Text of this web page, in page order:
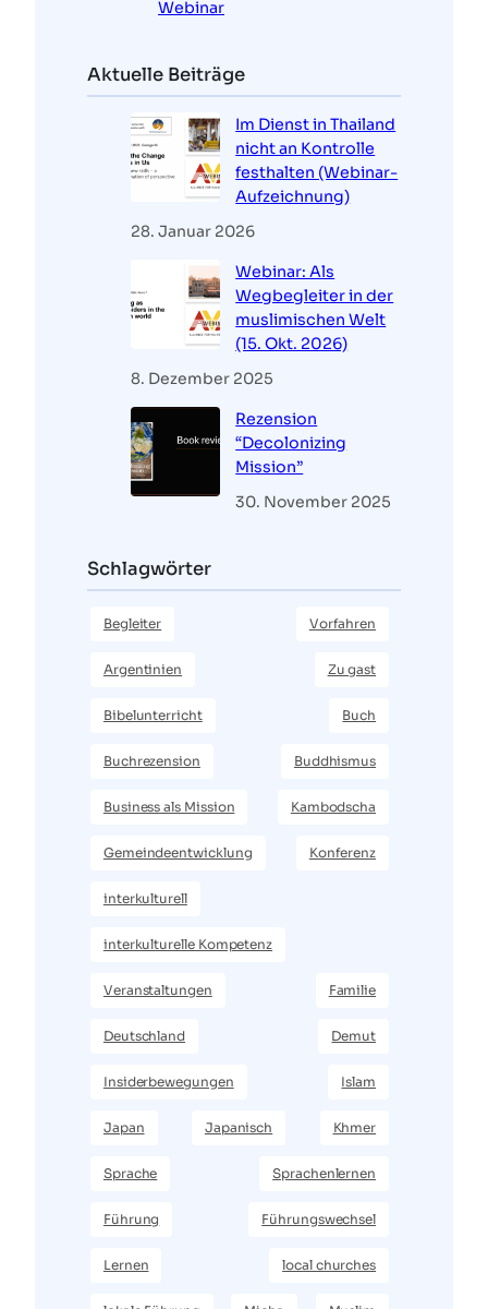
Webinar
Aktuelle Beiträge
Im Dienst in Thailand
nicht an Kontrolle
festhalten (Webinar-
Aufzeichnung)
28. Januar 2026
Webinar: Als
Wegbegleiter in der
muslimischen Welt
(15. Okt. 2026)
8. Dezember 2025
Rezension
“Decolonizing
Mission”
30. November 2025
Schlagwörter
Begleiter Vorfahren
Argentinien Zu gast
Bibelunterricht Buch
Buchrezension Buddhismus
Business als Mission Kambodscha
Gemeindeentwicklung Konferenz
interkulturell
interkulturelle Kompetenz
Veranstaltungen Familie
Deutschland Demut
Insiderbewegungen Islam
Japan Japanisch Khmer
Sprache Sprachenlernen
Führung Führungswechsel
Lernen local churches